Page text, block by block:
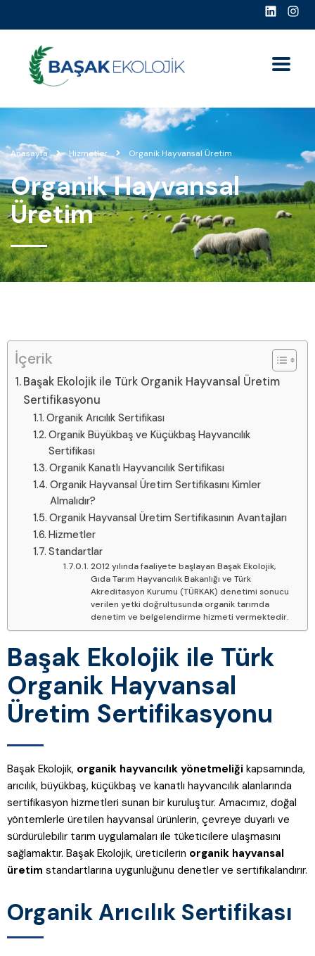
Anasayfa Hizmetler Organik Hayvansal Üretim
Organik Hayvansal
Üretim
İçerik
Başak Ekolojik ile Türk Organik Hayvansal Üretim
Sertifikasyonu
Organik Arıcılık Sertifikası
Organik Büyükbaş ve Küçükbaş Hayvancılık
Sertifikası
Organik Kanatlı Hayvancılık Sertifikası
Organik Hayvansal Üretim Sertifikasını Kimler
Almalıdır?
Organik Hayvansal Üretim Sertifikasının Avantajları
Hizmetler
Standartlar
2012 yılında faaliyete başlayan Başak Ekolojik,
Gıda Tarım Hayvancılık Bakanlığı ve Türk
Akreditasyon Kurumu (TÜRKAK) denetimi sonucu
verilen yetki doğrultusunda organik tarımda
denetim ve belgelendirme hizmeti vermektedir.
Başak Ekolojik ile Türk
Organik Hayvansal
Üretim Sertifikasyonu
Başak Ekolojik, organik hayvancılık yönetmeliği kapsamında,
arıcılık, büyükbaş, küçükbaş ve kanatlı hayvancılık alanlarında
sertifikasyon hizmetleri sunan bir kuruluştur. Amacımız, doğal
yöntemlerle üretilen hayvansal ürünlerin, çevreye duyarlı ve
sürdürülebilir tarım uygulamaları ile tüketicilere ulaşmasını
sağlamaktır. Başak Ekolojik, üreticilerin organik hayvansal
üretim standartlarına uygunluğunu denetler ve sertifikalandırır.
Organik Arıcılık Sertifikası